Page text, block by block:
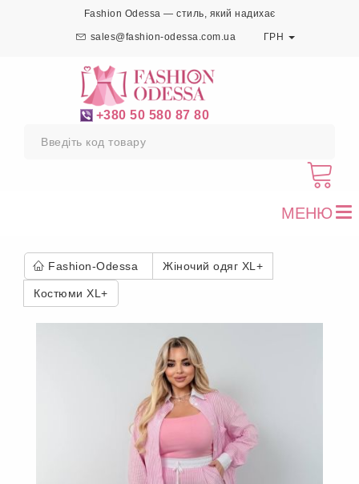
Fashion Odessa — стиль, який надихає
sales@fashion-odessa.com.ua ГРН
+380 50 580 87 80
МЕНЮ
Fashion-Odessa Жіночий одяг XL+
Костюми XL+